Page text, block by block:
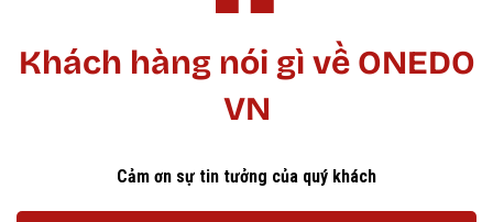
Khách hàng nói gì về ONEDO
VN
Cảm ơn sự tin tưởng của quý khách